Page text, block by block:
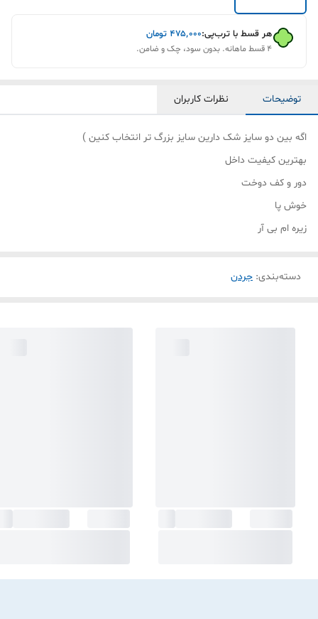
هر قسط با ترب‌پی:۴۷۵٬۰۰۰ تومان
۴ قسط ماهانه. بدون سود، چک و ضامن.
توضیحات نظرات کاربران
اگه بین دو سایز شک دارین سایز بزرگ تر انتخاب کنین )
بهترین کیفیت داخل
دور و کف دوخت
خوش پا
زیره ام بی آر
دسته‌بندی: جردن